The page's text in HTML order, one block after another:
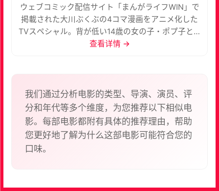
ウェブコミック配信サイト「まんがライフWIN」で
掲載された大川ぶくぶの4コマ漫画をアニメ化した
TVスペシャル。背が低い14歳の女の子・ポプ子と、
背が高い14歳の女の子・ピピ美が、シュールでカオ
查看详情 →
我们通过分析电影的类型、导演、演员、评
分和年代等多个维度，为您推荐以下相似电
影。每部电影都附有具体的推荐理由，帮助
您更好地了解为什么这部电影可能符合您的
口味。